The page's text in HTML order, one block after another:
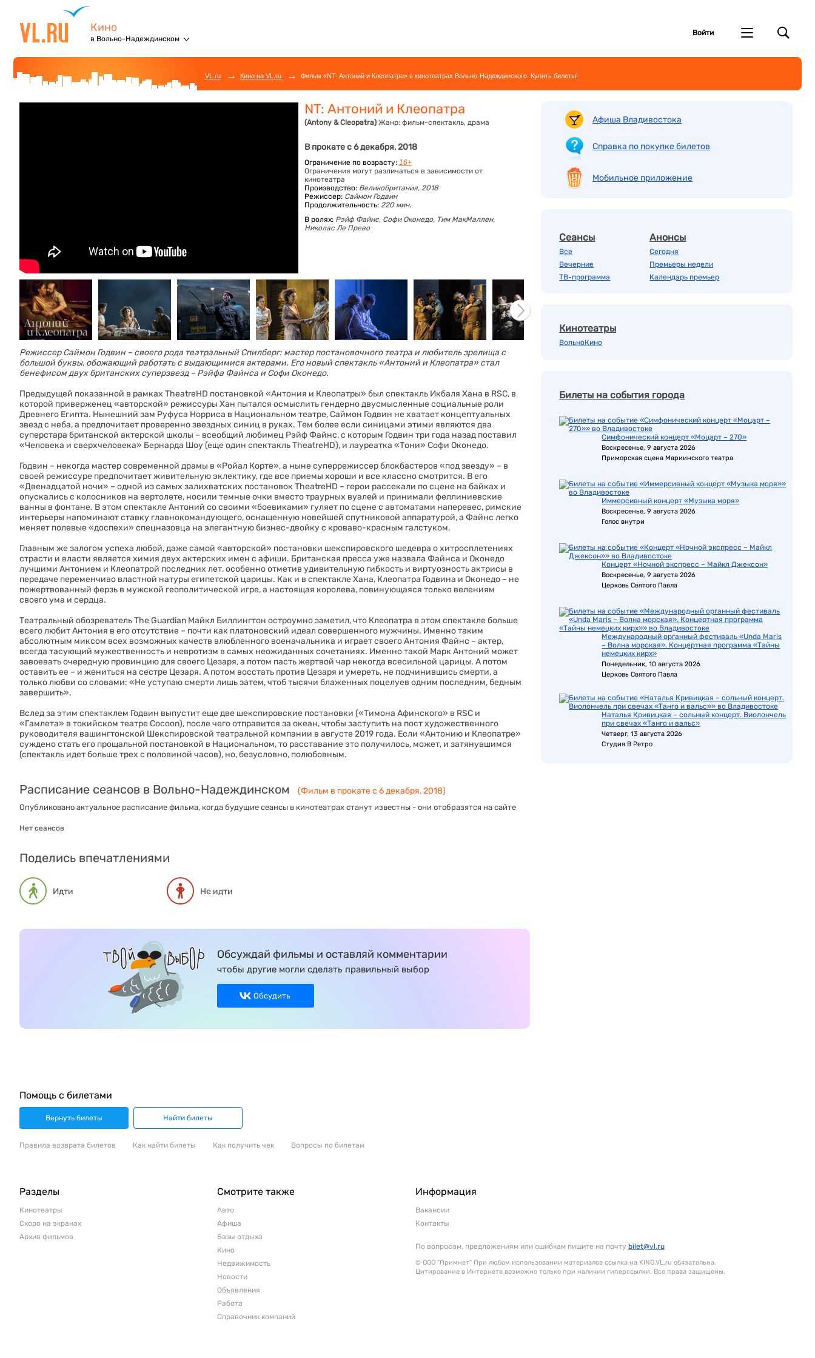
Кино
в Вольно-Надеждинском
Войти
VL.ru → Кино на VL.ru → Фильм «NT: Антоний и Клеопатра» в кинотеатрах Вольно-Надеждинского. Купить билеты!
NT: Антоний и Клеопатра
(Antony & Cleopatra) Жанр: фильм-спектакль, драма
В прокате с 6 декабря, 2018
Ограничение по возрасту: 16+
Ограничения могут различаться в зависимости от
кинотеатра
Производство: Великобритания, 2018
Режиссер: Саймон Годвин
Продолжительность: 220 мин.
В ролях: Рэйф Файнс, Софи Оконедо, Тим МакМаллен,
Николас Ле Прево
Режиссер Саймон Годвин – своего рода театральный Спилберг: мастер постановочного театра и любитель зрелища с
большой буквы, обожающий работать с выдающимися актерами. Его новый спектакль «Антоний и Клеопатра» стал
бенефисом двух британских суперзвезд – Рэйфа Файнса и Софи Оконедо.
Предыдущей показанной в рамках TheatreHD постановкой «Антония и Клеопатры» был спектакль Икбаля Хана в RSC, в
которой приверженец «авторской» режиссуры Хан пытался осмыслить гендерно двусмысленные социальные роли
Древнего Египта. Нынешний зам Руфуса Норриса в Национальном театре, Саймон Годвин не хватает концептуальных
звезд с неба, а предпочитает проверенно звездных синиц в руках. Тем более если синицами этими являются два
суперстара британской актерской школы – всеобщий любимец Рэйф Файнс, с которым Годвин три года назад поставил
«Человека и сверхчеловека» Бернарда Шоу (еще один спектакль TheatreHD), и лауреатка «Тони» Софи Оконедо.
Годвин – некогда мастер современной драмы в «Ройал Корте», а ныне суперрежиссер блокбастеров «под звезду» – в
своей режиссуре предпочитает живительную эклектику, где все приемы хороши и все классно смотрится. В его
«Двенадцатой ночи» – одной из самых залихватских постановок TheatreHD – герои рассекали по сцене на байках и
опускались с колосников на вертолете, носили темные очки вместо траурных вуалей и принимали феллиниевские
ванны в фонтане. В этом спектакле Антоний со своими «боевиками» гуляет по сцене с автоматами наперевес, римские
интерьеры напоминают ставку главнокомандующего, оснащенную новейшей спутниковой аппаратурой, а Файнс легко
меняет полевые «доспехи» спецназовца на элегантную бизнес-двойку с кроваво-красным галстуком.
Главным же залогом успеха любой, даже самой «авторской» постановки шекспировского шедевра о хитросплетениях
страсти и власти является химия двух актерских имен с афиши. Британская пресса уже назвала Файнса и Оконедо
лучшими Антонием и Клеопатрой последних лет, особенно отметив удивительную гибкость и виртуозность актрисы в
передаче переменчиво властной натуры египетской царицы. Как и в спектакле Хана, Клеопатра Годвина и Оконедо – не
пожертвованный ферзь в мужской геополитической игре, а настоящая королева, повинующаяся только велениям
своего ума и сердца.
Театральный обозреватель The Guardian Майкл Биллингтон остроумно заметил, что Клеопатра в этом спектакле больше
всего любит Антония в его отсутствие – почти как платоновский идеал совершенного мужчины. Именно таким
абсолютным миксом всех возможных качеств влюбленного военачальника и играет своего Антония Файнс – актер,
всегда тасующий мужественность и невротизм в самых неожиданных сочетаниях. Именно такой Марк Антоний может
завоевать очередную провинцию для своего Цезаря, а потом пасть жертвой чар некогда всесильной царицы. А потом
оставить ее – и жениться на сестре Цезаря. А потом восстать против Цезаря и умереть, не подчинившись смерти, а
только любви со словами: «Не уступаю смерти лишь затем, чтоб тысячи блаженных поцелуев одним последним, бедным
завершить».
Вслед за этим спектаклем Годвин выпустит еще две шекспировские постановки («Тимона Афинского» в RSC и
«Гамлета» в токийском театре Cocoon), после чего отправится за океан, чтобы заступить на пост художественного
руководителя вашингтонской Шекспировской театральной компании в августе 2019 года. Если «Антонию и Клеопатре»
суждено стать его прощальной постановкой в Национальном, то расставание это получилось, может, и затянувшимся
(спектакль идет больше трех с половиной часов), но, безусловно, полюбовным.
Расписание сеансов в Вольно-Надеждинском (Фильм в прокате с 6 декабря, 2018)
Опубликовано актуальное расписание фильма, когда будущие сеансы в кинотеатрах станут известны - они отобразятся на сайте
Нет сеансов
Поделись впечатлениями
Идти Не идти
Обсуждай фильмы и оставляй комментарии
чтобы другие могли сделать правильный выбор
Обсудить
Афиша Владивостока
Справка по покупке билетов
Мобильное приложение
Сеансы
Все
Вечерние
ТВ-программа
Анонсы
Сегодня
Премьеры недели
Календарь премьер
Кинотеатры
ВольноКино
Билеты на события города
Симфонический концерт «Моцарт – 270»
Воскресенье, 9 августа 2026
Приморская сцена Мариинского театра
Иммерсивный концерт «Музыка моря»
Воскресенье, 9 августа 2026
Голос внутри
Концерт «Ночной экспресс – Майкл Джексон»
Воскресенье, 9 августа 2026
Церковь Святого Павла
Международный органный фестиваль «Unda Maris
– Волна морская». Концертная программа «Тайны
немецких кирх»
Понедельник, 10 августа 2026
Церковь Святого Павла
Наталья Кривицкая – сольный концерт. Виолончель
при свечах «Танго и вальс»
Четверг, 13 августа 2026
Студия В Ретро
Помощь с билетами
Вернуть билеты Найти билеты
Правила возврата билетов Как найти билеты Как получить чек Вопросы по билетам
Разделы
Кинотеатры
Скоро на экранах
Архив фильмов
Смотрите также
Авто
Афиша
Базы отдыха
Кино
Недвижимость
Новости
Объявления
Работа
Справочник компаний
Информация
Вакансии
Контакты
По вопросам, предложениям или ошибкам пишите на почту bilet@vl.ru
© ООО "Примнет" При любом использовании материалов ссылка на KINO.VL.ru обязательна.
Цитирование в Интернете возможно только при наличии гиперссылки. Все права защищены.